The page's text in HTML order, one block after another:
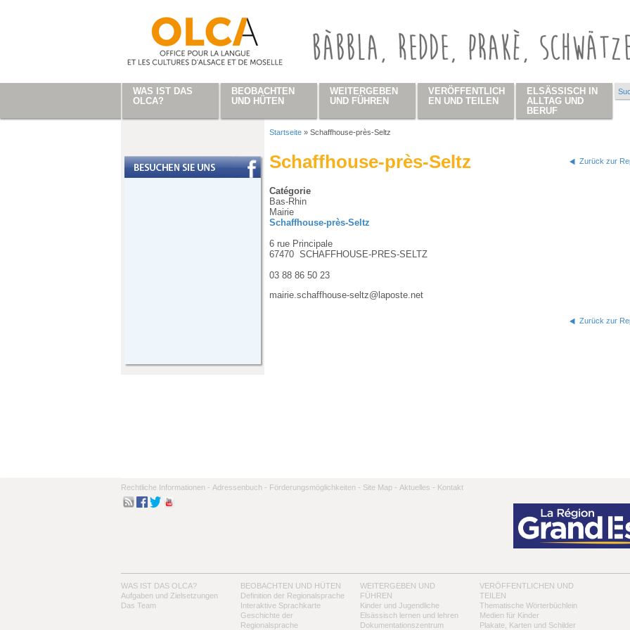
Startseite » Schaffhouse-près-Seltz
Zurück zur
Schaffhouse-près-Seltz
Catégorie
Bas-Rhin
Mairie
Schaffhouse-près-Seltz
6 rue Principale
67470 SCHAFFHOUSE-PRES-SELTZ
03 88 86 50 23
mairie.schaffhouse-seltz@laposte.net
Zurück zur
Rechtliche Informationen - Adressenbuch - Förderungsmöglichkeiten - Site Map - Aktuelles - Kontakt
WAS IST DAS OLCA?
Aufgaben und Zielsetzungen
Das Team
BEOBACHTEN UND HÜTEN
Definition der Regionalsprache
Interaktive Sprachkarte
Geschichte der
Regionalsprache
WEITERGEBEN UND
FÜHREN
Kinder und Jugendliche
Elsässisch lernen und lehren
Dokumentationszentrum
VERÖFFENTLICHEN UND
TEILEN
Thematische Wörterbüchlein
Medien für Kinder
Plakate, Karten und Schilder
WAS IST DAS
OLCA?
BEOBACHTEN
UND HÜTEN
WEITERGEBEN
UND FÜHREN
VERÖFFENTLICH
EN UND TEILEN
ELSÄSSISCH IN
ALLTAG UND
BERUF